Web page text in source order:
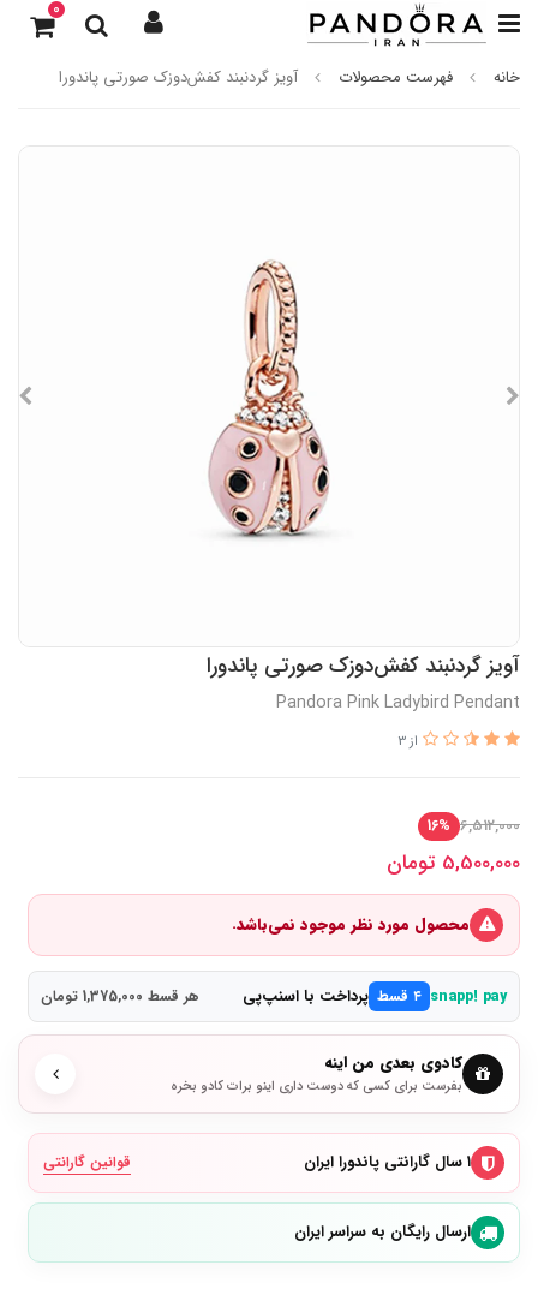
0
خانه فهرست محصولات آویز گردنبند کفش‌دوزک‌ صورتی پاندورا
آویز گردنبند کفش‌دوزک‌ صورتی پاندورا
Pandora Pink Ladybird Pendant
از 3
6,512,000
16%
5,500,000 تومان
محصول مورد نظر موجود نمی‌باشد.
snapp! pay ۴ قسط پرداخت با اسنپ‌پی هر قسط 1,375,000 تومان
کادوی بعدی من اینه
بفرست برای کسی که دوست داری اینو برات کادو بخره
۱ سال گارانتی پاندورا ایران قوانین گارانتی
ارسال رایگان به سراسر ایران